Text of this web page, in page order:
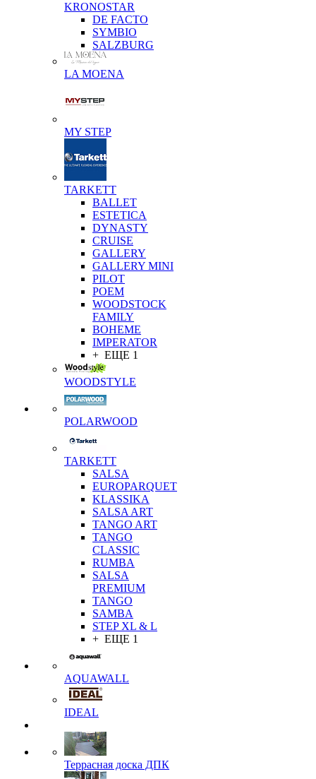
KRONOSTAR
DE FACTO
SYMBIO
SALZBURG
LA MOENA
MY STEP
TARKETT
BALLET
ESTETICA
DYNASTY
CRUISE
GALLERY
GALLERY MINI
PILOT
POEM
WOODSTOCK
FAMILY
BOHEME
IMPERATOR
+ ЕЩЕ 1
WOODSTYLE
POLARWOOD
TARKETT
SALSA
EUROPARQUET
KLASSIKA
SALSA ART
TANGO ART
TANGO
CLASSIC
RUMBA
SALSA
PREMIUM
TANGO
SAMBA
STEP XL & L
+ ЕЩЕ 1
AQUAWALL
IDEAL
Террасная доска ДПК